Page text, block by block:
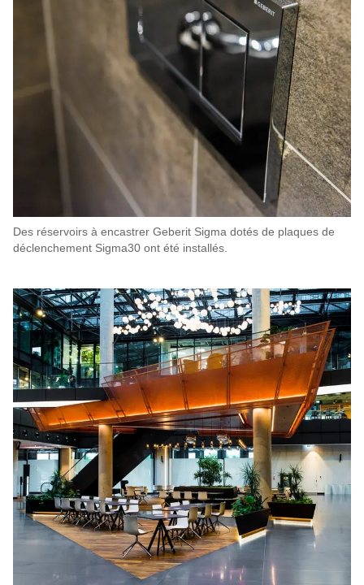
Des réservoirs à encastrer Geberit Sigma dotés de plaques de
déclenchement Sigma30 ont été installés.